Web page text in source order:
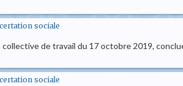
sociale
de travail du 17 octobre 2019,
sociale